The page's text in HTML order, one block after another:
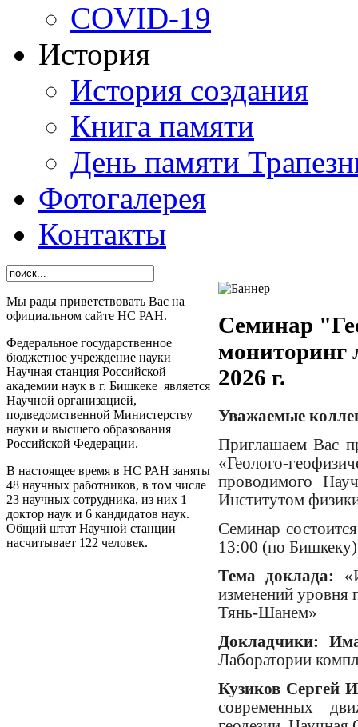
СОVID-19
История
История создания
Книга памяти
День памяти
Фотогалерея
Контакты
Мы рады приветствовать Вас на
официальном сайте НС РАН.
Федеральное государственное
бюджетное учреждение науки
Научная станция Российской
академии наук в г. Бишкеке является
Научной организацией,
подведомственной Министерству
науки и высшего образования
Российской Федерации.
В настоящее время в НС РАН заняты
48 научных работников, в том числе
23 научных сотрудника, из них 1
доктор наук и 6 кандидатов наук.
Общий штат Научной станции
насчитывает 122 человек.
Семинар
2026 г.
Уважаемые
Приглашаем Вас
«Геолого-
проводимого
Институтом
Семинар
13:00 (по Бишкеку)
Тема доклада:
изменений уровня
Тянь-Шанем»
Докладчики:
Лаборатории
Кузиков Сергей
современных